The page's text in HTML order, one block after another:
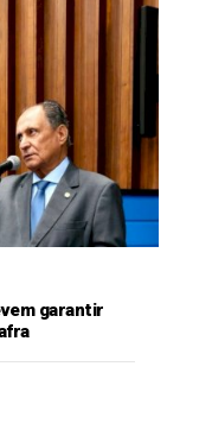
garantir